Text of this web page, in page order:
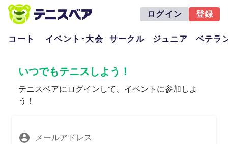
ログイン 登録
コート イベント･大会 サークル ジュニア ベテラ
いつでもテニスしよう！
テニスベアにログインして、イベントに参加しよ
う！
メールアドレス